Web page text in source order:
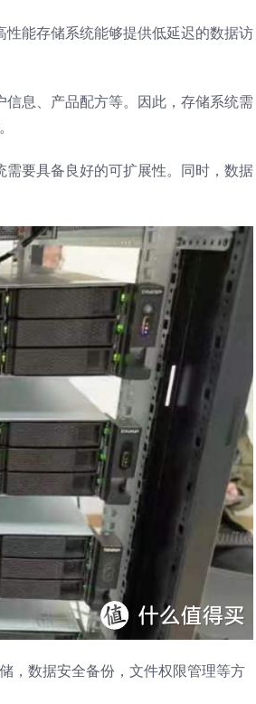
能存储系统能够提供低延迟的数据访
息、产品配方等。因此，存储系统需
要具备良好的可扩展性。同时，数据
，数据安全备份，文件权限管理等方